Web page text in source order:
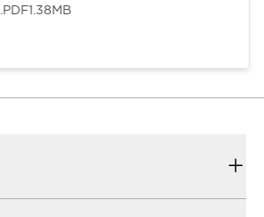
.PDF1.38MB